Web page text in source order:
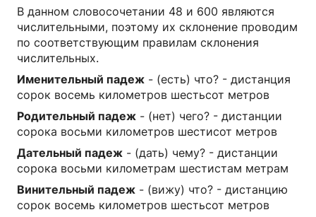
В данном словосочетании 48 и 600 являются
числительными, поэтому их склонение проводим
по соответствующим правилам склонения
числительных.
Именительный падеж - (есть) что? - дистанция
сорок восемь километров шестьсот метров
Родительный падеж - (нет) чего? - дистанции
сорока восьми километров шестисот метров
Дательный падеж - (дать) чему? - дистанции
сорока восьми километрам шестистам метрам
Винительный падеж - (вижу) что? - дистанцию
сорок восемь километров шестьсот метров